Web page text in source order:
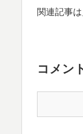
関連記事
コメン